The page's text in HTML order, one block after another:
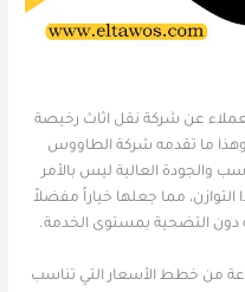
عن شركة نقل اثاث رخيصة
وهذا ما تقدمه شركة الطاووس
والجودة العالية ليس بالأمر
مما جعلها خياراً مفضلاً
التضحية بمستوى الخدمة.
من خطط الأسعار التي تناسب